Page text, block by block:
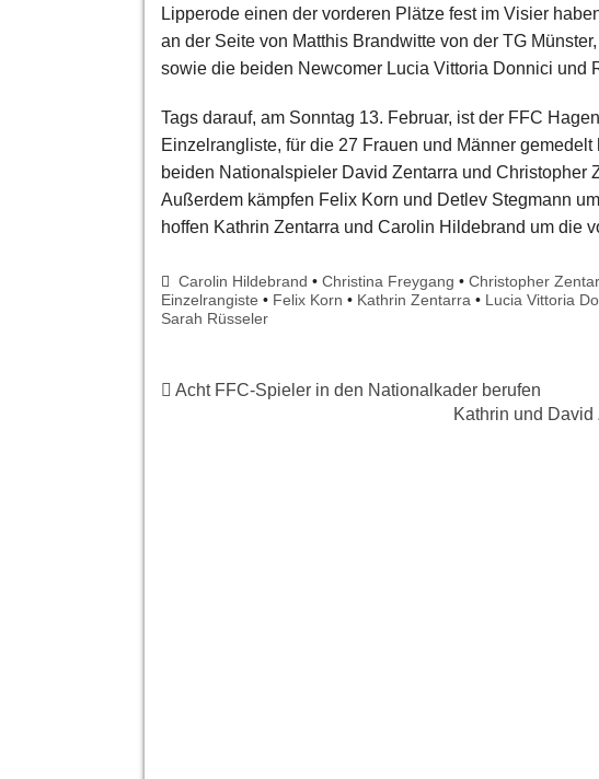
Lipperode einen der vorderen Plätze fest im Visier
an der Seite von Matthis Brandwitte von der TG
sowie die beiden Newcomer Lucia Vittoria Donnici und
Tags darauf, am Sonntag 13. Februar, ist der FFC
Einzelrangliste, für die 27 Frauen und Männer
beiden Nationalspieler David Zentarra und Christopher
Außerdem kämpfen Felix Korn und Detlev Stegmann
hoffen Kathrin Zentarra und Carolin Hildebrand um die
Carolin Hildebrand •Christina Freygang •Christopher
Einzelrangiste • Felix Korn • Kathrin Zentarra • Lucia Vittoria
Sarah Rüsseler
Acht FFC-Spieler in den Nationalkader berufen
Kathrin und